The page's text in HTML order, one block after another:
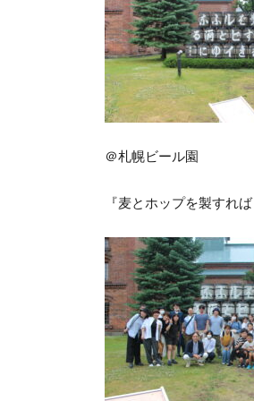
＠札幌ビール園
『麦とホップを製すれ